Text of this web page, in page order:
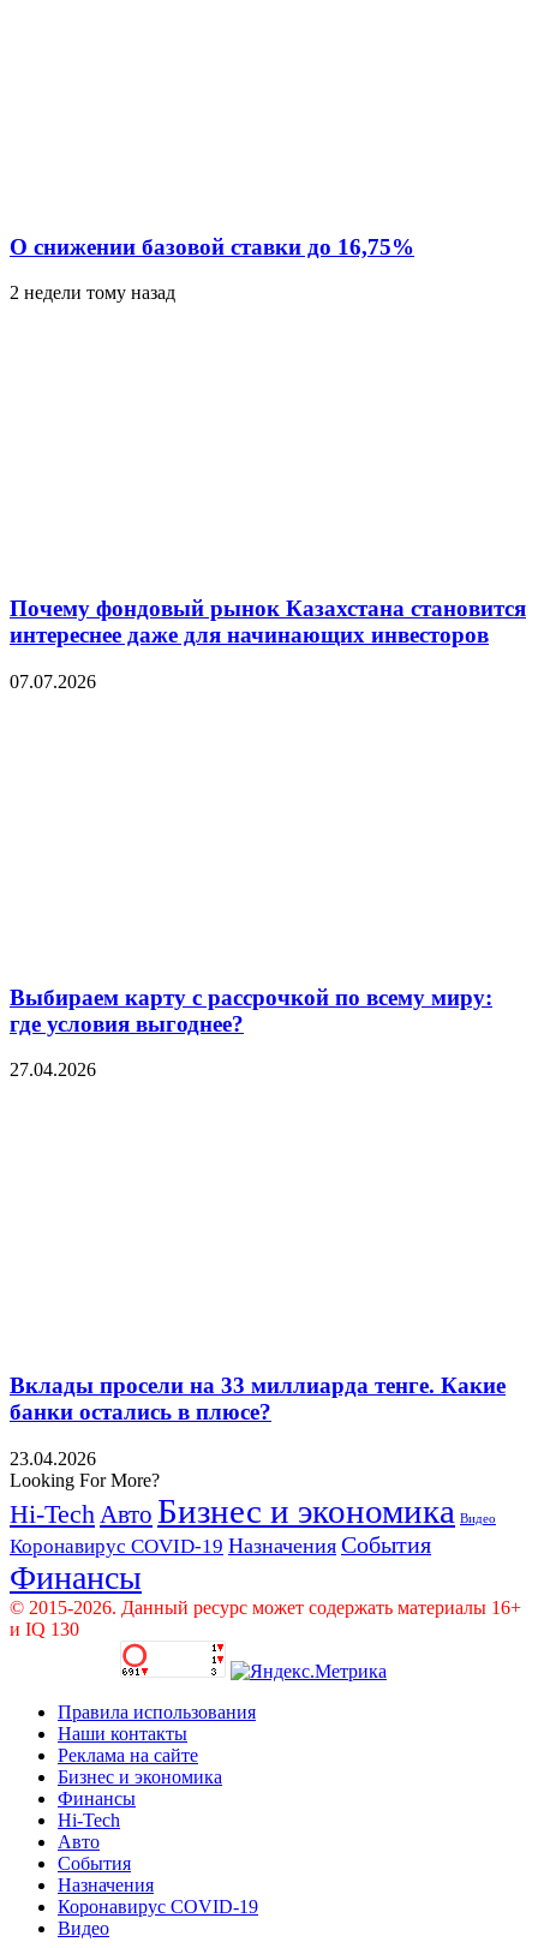
О снижении базовой ставки до 16,75%
2 недели тому назад
Почему фондовый рынок Казахстана становится
интереснее даже для начинающих инвесторов
07.07.2026
Выбираем карту с рассрочкой по всему миру:
где условия выгоднее?
27.04.2026
Вклады просели на 33 миллиарда тенге. Какие
банки остались в плюсе?
23.04.2026
Looking For More?
Hi-Tech Авто Бизнес и экономика Видео
Коронавирус COVID-19 Назначения События
Финансы
© 2015-2026. Данный ресурс может содержать материалы 16+
и IQ 130
Правила использования
Наши контакты
Реклама на сайте
Бизнес и экономика
Финансы
Hi-Tech
Авто
События
Назначения
Коронавирус COVID-19
Видео